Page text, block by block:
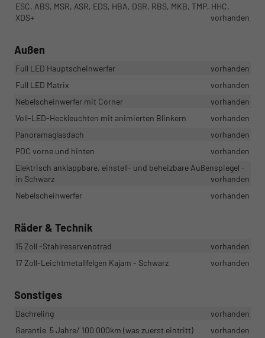
ESC, ABS, MSR, ASR, EDS, HBA, DSR, RBS, MKB, TMP, HHC,
XDS+
vorhanden
Außen
Full LED Hauptscheinwerfer
vorhanden
Full LED Matrix
vorhanden
Nebelscheinwerfer mit Corner
vorhanden
Voll-LED-Heckleuchten mit animierten Blinkern
vorhanden
Panoramaglasdach
vorhanden
PDC vorne und hinten
vorhanden
Elektrisch anklappbare, einstell- und beheizbare Außenspiegel -
in Schwarz
vorhanden
Nebelscheinwerfer
vorhanden
Räder & Technik
15 Zoll -Stahlreservenotrad
vorhanden
17 Zoll-Leichtmetallfelgen Kajam - Schwarz
vorhanden
Sonstiges
Dachreling
vorhanden
Garantie 5 Jahre/ 100 000km (was zuerst eintritt)
vorhanden